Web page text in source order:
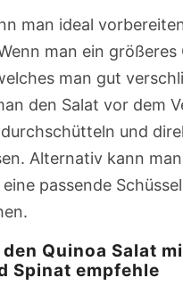
man ideal
man ein größeres
man gut
den Salat vor dem
und
Alternativ kann
passende
Quinoa Salat
Spinat empfehle